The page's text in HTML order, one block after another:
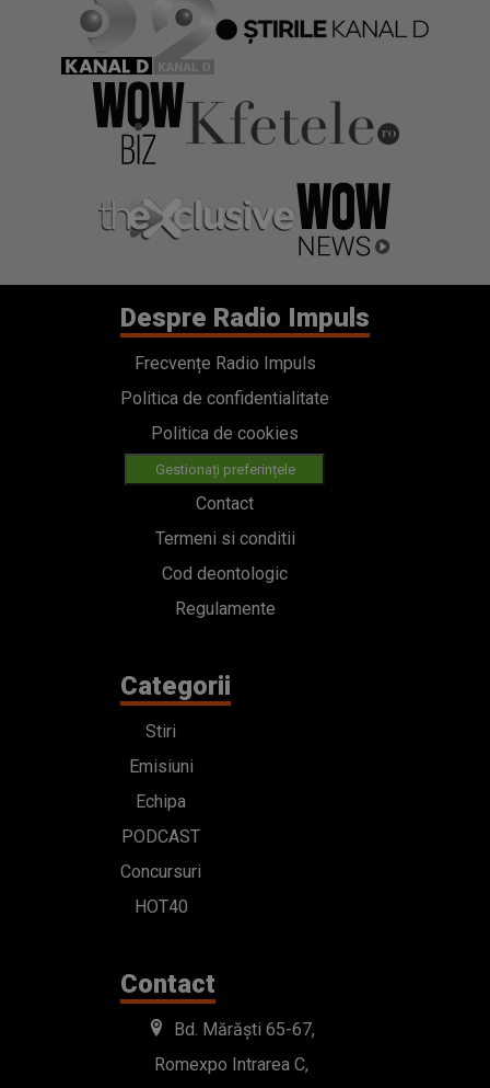
Despre Radio Impuls
Frecvențe Radio Impuls
Politica de confidentialitate
Politica de cookies
Gestionați preferințele
Contact
Termeni si conditii
Cod deontologic
Regulamente
Categorii
Stiri
Emisiuni
Echipa
PODCAST
Concursuri
HOT40
Contact
Bd. Mărăști 65-67,
Romexpo Intrarea C,